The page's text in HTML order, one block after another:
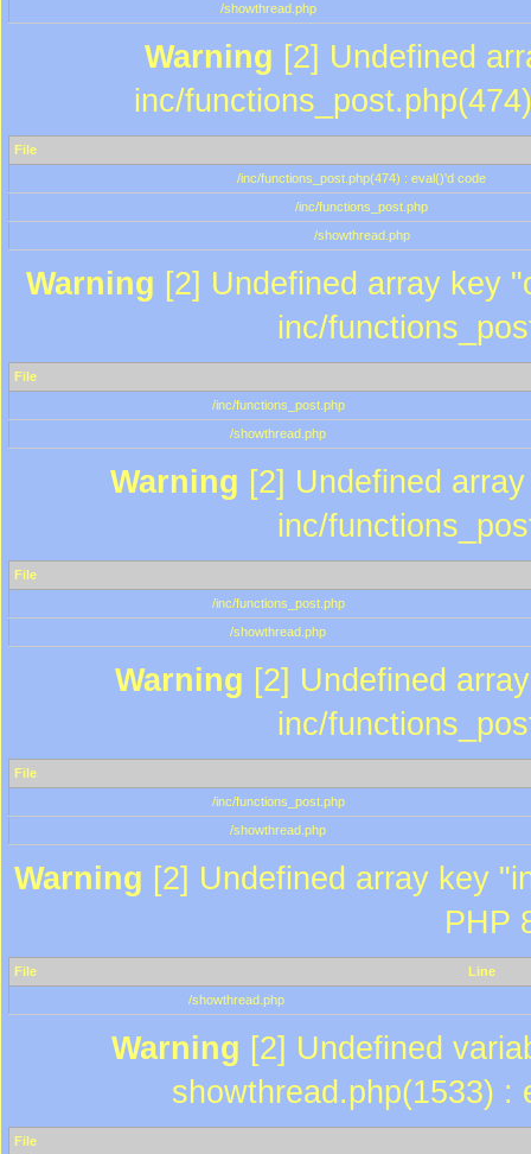
/showthread.php
Warning [2] Undefined
inc/
File
/inc/functions_post.php(474) : eval()'d code
/inc/functions_post.php
/showthread.php
Warning [2] Undefined array key
inc/
File
/inc/functions_post.php
/showthread.php
Warning [2] Undefined
inc/
File
/inc/functions_post.php
/showthread.php
Warning [2] Undefined
inc/
File
/inc/functions_post.php
/showthread.php
Warning [2] Undefined array key
PHP
File
Line
/showthread.php
Warning [2] Undefined
showthread.php(1533) :
File